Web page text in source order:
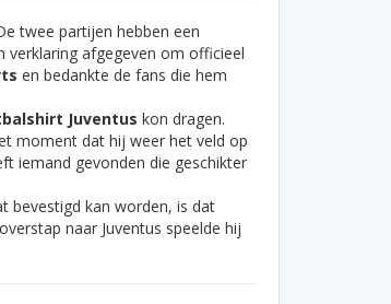
twee partijen hebben een
afgegeven om officieel
en bedankte de fans die hem
Juventus kon dragen.
moment dat hij weer het veld op
iemand gevonden die geschikter
bevestigd kan worden, is dat
naar Juventus speelde hij